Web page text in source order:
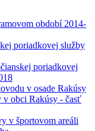
období 2014-
poriadkovej služby
poriadkovej
v osade Rakúsy
v obci Rakúsy - časť
v športovom areáli